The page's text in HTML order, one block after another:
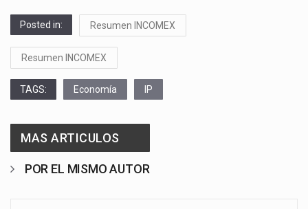
Posted in: Resumen INCOMEX
Resumen INCOMEX
TAGS: Economía IP
MAS ARTICULOS
POR EL MISMO AUTOR